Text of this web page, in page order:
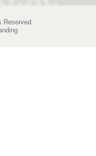
Reserved.